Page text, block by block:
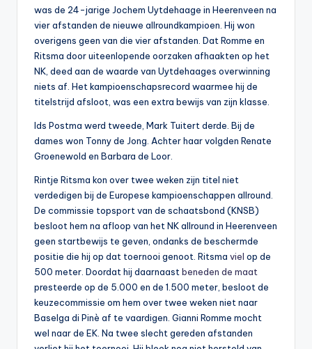
was de 24-jarige Jochem Uytdehaage in Heerenveen na
vier afstanden de nieuwe allroundkampioen. Hij won
overigens geen van die vier afstanden. Dat Romme en
Ritsma door uiteenlopende oorzaken afhaakten op het
NK, deed aan de waarde van Uytdehaages overwinning
niets af. Het kampioenschapsrecord waarmee hij de
titelstrijd afsloot, was een extra bewijs van zijn klasse.
Ids Postma werd tweede, Mark Tuitert derde. Bij de
dames won Tonny de Jong. Achter haar volgden Renate
Groenewold en Barbara de Loor.
Rintje Ritsma kon over twee weken zijn titel niet
verdedigen bij de Europese kampioenschappen allround.
De commissie topsport van de schaatsbond (KNSB)
besloot hem na afloop van het NK allround in Heerenveen
geen startbewijs te geven, ondanks de beschermde
positie die hij op dat toernooi genoot. Ritsma viel op de
500 meter. Doordat hij daarnaast beneden de maat
presteerde op de 5.000 en de 1.500 meter, besloot de
keuzecommissie om hem over twee weken niet naar
Baselga di Pinè af te vaardigen. Gianni Romme mocht
wel naar de EK. Na twee slecht gereden afstanden